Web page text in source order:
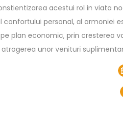
acestui rol in viata
confortului personal, al armoniei
plan economic, prin cresterea
unor venituri